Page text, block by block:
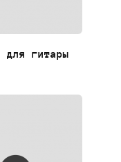
для гитары